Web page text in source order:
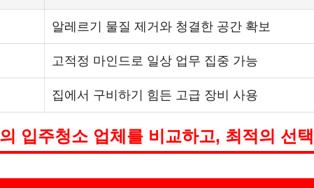
알레르기 물질 제거와 청결한 공간 확보
고적정 마인드로 일상 업무 집중 가능
집에서 구비하기 힘든 고급 장비 사용
입주청소 업체를 비교하고, 최적의 선